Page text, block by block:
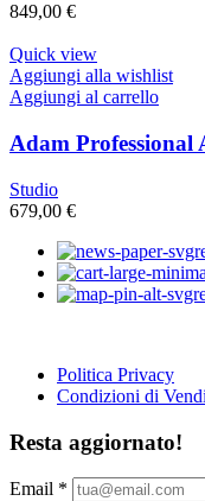
849,00 €
Quick view
Aggiungi alla wishlist
Aggiungi al carrello
Adam Professional
Studio
679,00 €
Politica Privacy
Condizioni di
Resta aggiornato!
Email *